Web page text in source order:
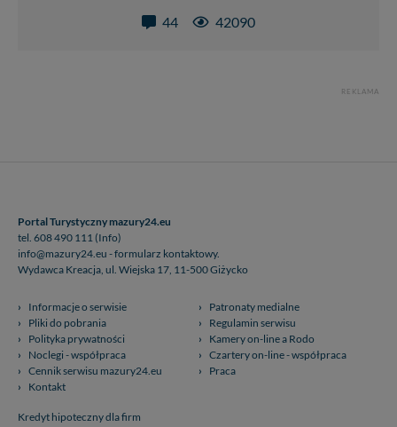
44 42090
REKLAMA
Portal Turystyczny mazury24.eu
tel. 608 490 111 (Info)
info@mazury24.eu - formularz kontaktowy.
Wydawca Kreacja, ul. Wiejska 17, 11-500 Giżycko
Informacje o serwisie
Patronaty medialne
Pliki do pobrania
Regulamin serwisu
Polityka prywatności
Kamery on-line a Rodo
Noclegi - współpraca
Czartery on-line - współpraca
Cennik serwisu mazury24.eu
Praca
Kontakt
Kredyt hipoteczny dla firm